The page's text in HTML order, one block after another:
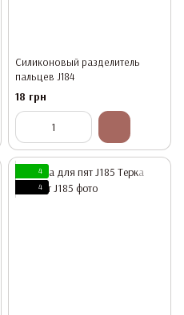
Силиконовый разделитель
пальцев J184
18 грн
4
4